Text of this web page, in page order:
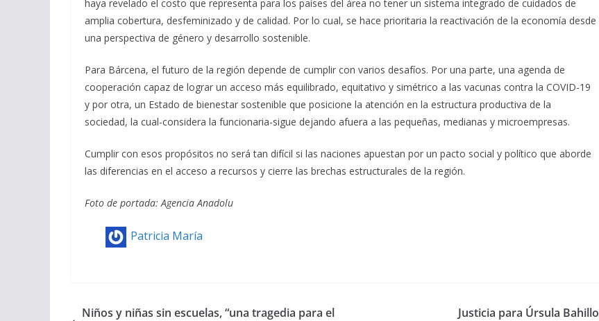
haya revelado el costo que representa para los países del área no tener un sistema integrado de cuidados de
amplia cobertura, desfeminizado y de calidad. Por lo cual, se hace prioritaria la reactivación de la economía desde
una perspectiva de género y desarrollo sostenible.
Para Bárcena, el futuro de la región depende de cumplir con varios desafíos. Por una parte, una agenda de
cooperación capaz de lograr un acceso más equilibrado, equitativo y simétrico a las vacunas contra la COVID-19
y por otra, un Estado de bienestar sostenible que posicione la atención en la estructura productiva de la
sociedad, la cual-considera la funcionaria-sigue dejando afuera a las pequeñas, medianas y microempresas.
Cumplir con esos propósitos no será tan difícil si las naciones apuestan por un pacto social y político que aborde
las diferencias en el acceso a recursos y cierre las brechas estructurales de la región.
Foto de portada: Agencia Anadolu
Patricia María
Niños y niñas sin escuelas, “una tragedia para el
Justicia para Úrsula Bahillo